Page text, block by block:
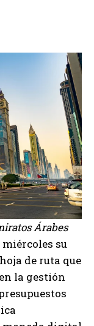
Árabes
su
de ruta que
la gestión